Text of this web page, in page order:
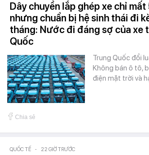
Dây chuyền lắp ghép xe chỉ mất
nhưng chuẩn bị hệ sinh thái đi
tháng: Nước đi đáng sợ của xe
Quốc
Trung Quốc đổi
Không bán ô tô,
điện mặt trời và
Chia sẻ
QUỐC TẾ - 22 GIỜ TRƯỚC